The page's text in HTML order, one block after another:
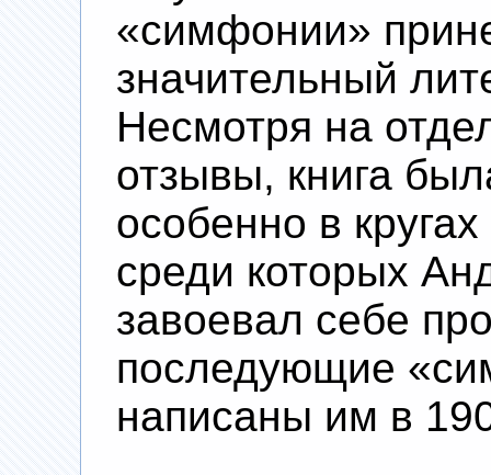
«симфонии»
значительный
Несмотря на
отзывы, книга
особенно в
среди которых
завоевал себе
последующие
написаны им в